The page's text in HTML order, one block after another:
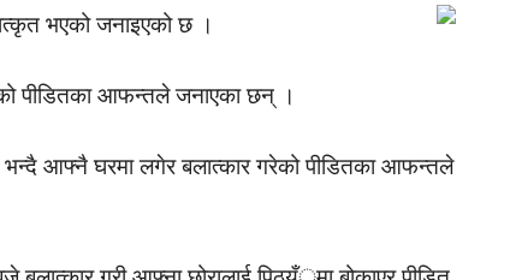
भएको जनाइएको छ ।
पीडितका आफन्तले जनाएका छन् ।
आफ्नै घरमा लगेर बलात्कार गरेको पीडितका आफन्तले